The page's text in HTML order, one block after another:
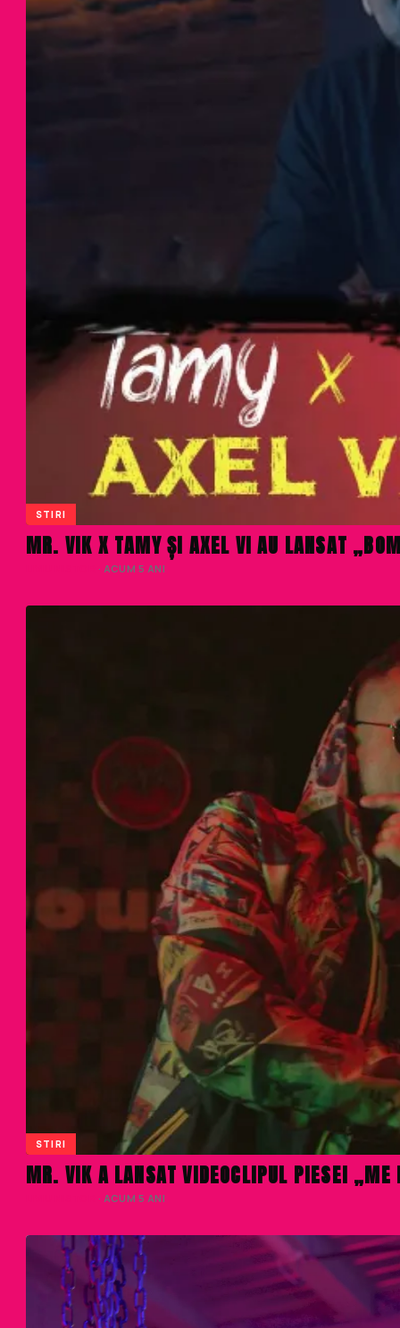
STIRI
MR. VIK X TAMY ȘI AXEL VI AU LANSAT
· ACUM 5 ANI
STIRI
MR. VIK A LANSAT VIDEOCLIPUL PIESEI „ME
· ACUM 5 ANI